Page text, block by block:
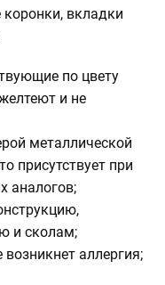
вкладки
по цвету
и не
металлической
присутствует при
аналогов;
и сколам;
аллергия;